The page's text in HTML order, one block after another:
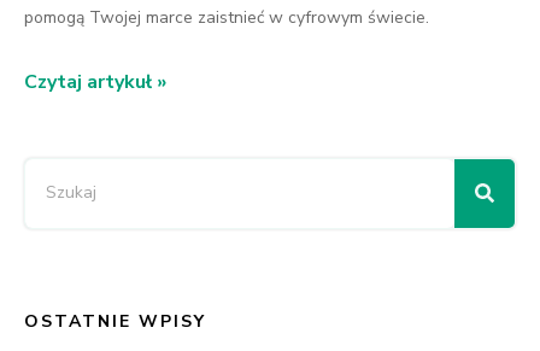
pomogą Twojej marce zaistnieć w cyfrowym świecie.
Czytaj artykuł »
OSTATNIE WPISY